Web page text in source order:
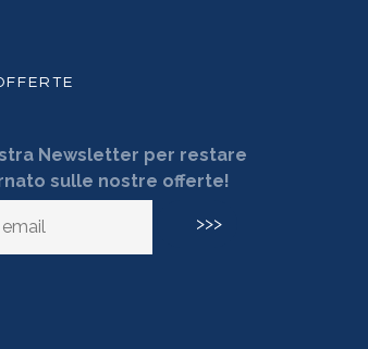
Newsletter per restare
sulle nostre offerte!